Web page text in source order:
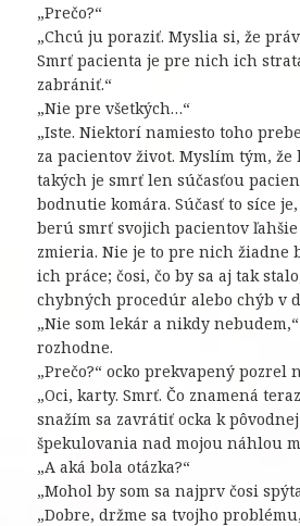
„Prečo?“
„Chcú ju poraziť. Myslia si, že
Smrť pacienta je pre nich ich
zabrániť.“
„Nie pre všetkých…“
„Iste. Niektorí namiesto toho
za pacientov život. Myslím tým,
takých je smrť len súčasťou
bodnutie komára. Súčasť to síce
berú smrť svojich pacientov ľahšie
zmieria. Nie je to pre nich žiadne
ich práce; čosi, čo by sa aj tak
chybných procedúr alebo chýb v
„Nie som lekár a nikdy
rozhodne.
„Prečo?“ ocko prekvapený pozrel
„Oci, karty. Smrť. Čo znamená
snažím sa zavrátiť ocka k
špekulovania nad mojou náhlou
„A aká bola otázka?“
„Mohol by som sa najprv čosi
„Dobre, držme sa tvojho